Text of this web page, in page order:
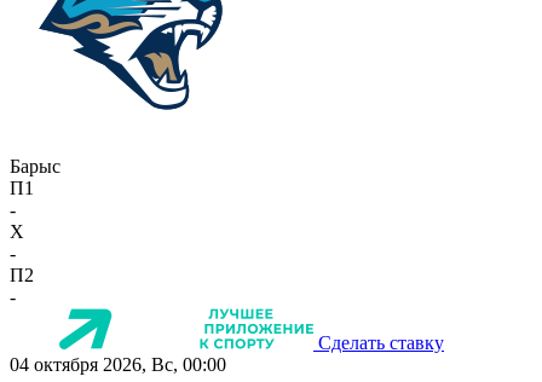
Барыс
П1
-
X
-
П2
-
Сделать ставку
04 октября 2026, Вс, 00:00